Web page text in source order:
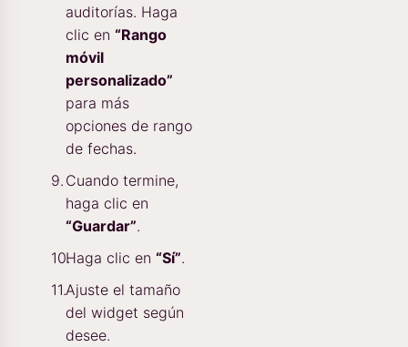
auditorías. Haga
clic en “Rango
móvil
personalizado”
para más
opciones de rango
de fechas.
Cuando termine,
haga clic en
“Guardar”.
Haga clic en “Sí”.
Ajuste el tamaño
del widget según
desee.